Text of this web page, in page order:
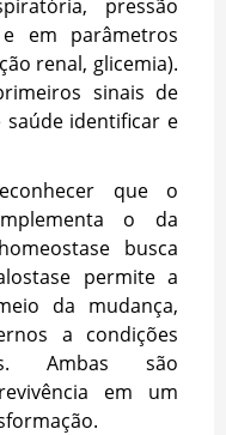
pressão
em parâmetros
renal, glicemia).
sinais de
identificar e
que o
o da
busca
permite a
da mudança,
a condições
Ambas são
em um